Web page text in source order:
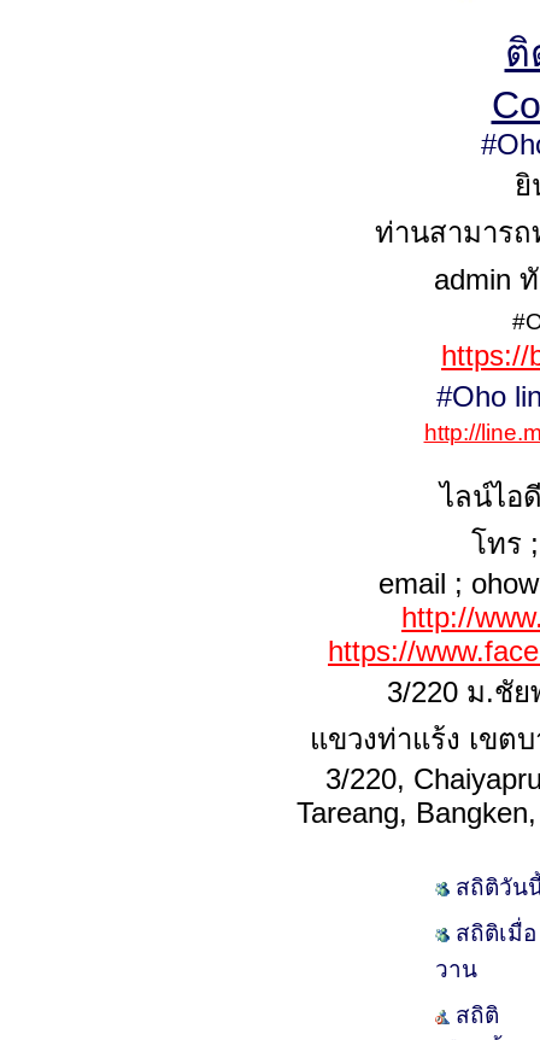
ติ
ยิ
ท่านสามารถ
admin
https://
#Oho
http://
ไลน์ไอ
โทร
email ;
http://
https://
3/220 ม.ชั
แขวงท่าแร้ง เขต
3/220,
Tareang,
สถิติวัน
สถิติเมื่อ
วาน
สถิติ